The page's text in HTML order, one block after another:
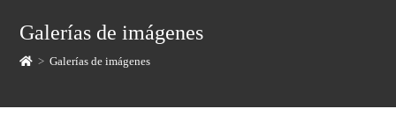
Galerías de imágenes
> Galerías de imágenes